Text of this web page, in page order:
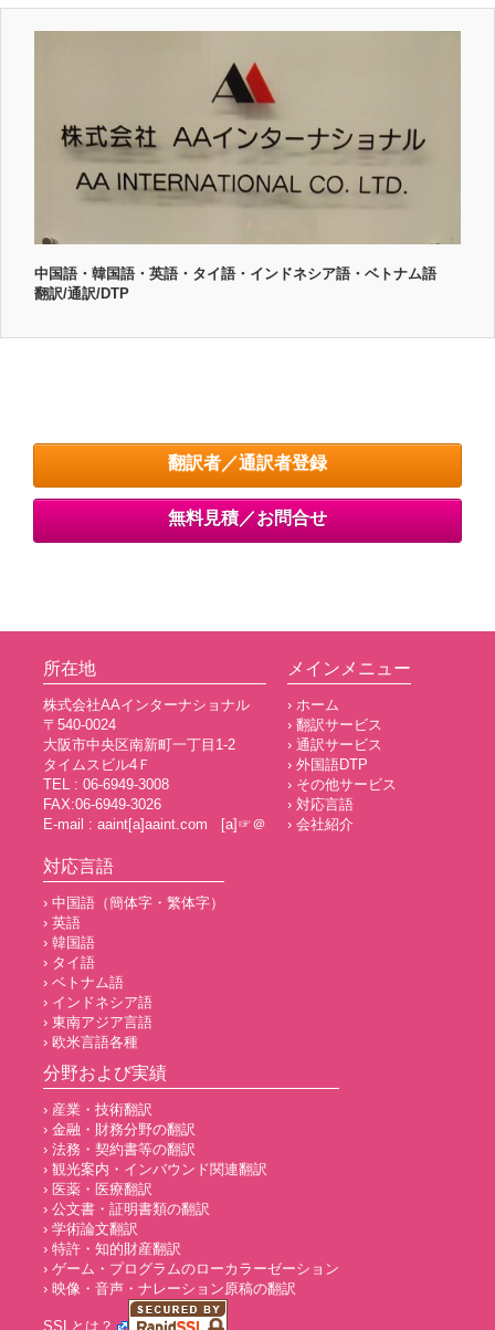
中国語・韓国語・英語・タイ語・インドネシア語・ベトナム語
翻訳/通訳/DTP
翻訳者／通訳者登録
無料見積／お問合せ
所在地
株式会社AAインターナショナル
〒540-0024
大阪市中央区南新町一丁目1-2
タイムスビル4Ｆ
TEL : 06-6949-3008
FAX:06-6949-3026
E-mail : aaint[a]aaint.com [a]☞＠
メインメニュー
› ホーム
› 翻訳サービス
› 通訳サービス
› 外国語DTP
› その他サービス
› 対応言語
› 会社紹介
対応言語
› 中国語（簡体字・繁体字）
› 英語
› 韓国語
› タイ語
› ベトナム語
› インドネシア語
› 東南アジア言語
› 欧米言語各種
分野および実績
› 産業・技術翻訳
› 金融・財務分野の翻訳
› 法務・契約書等の翻訳
› 観光案内・インバウンド関連翻訳
› 医薬・医療翻訳
› 公文書・証明書類の翻訳
› 学術論文翻訳
› 特許・知的財産翻訳
› ゲーム・プログラムのローカラーゼーション
› 映像・音声・ナレーション原稿の翻訳
SSLとは？